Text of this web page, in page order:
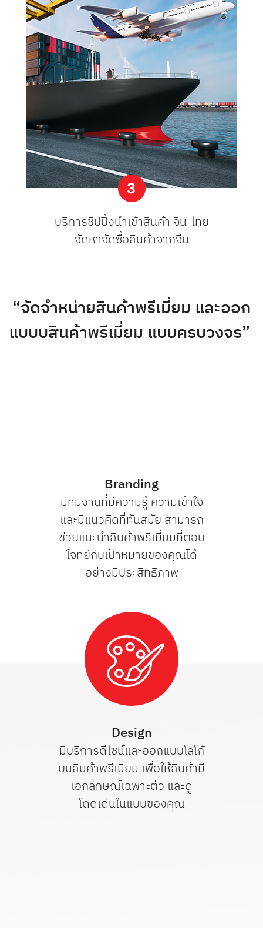
บริการชิปปิ้งนำเข้าสินค้า จีน-ไทย
จัดหาจัดซื้อสินค้าจากจีน
“จัดจำหน่ายสินค้าพรีเมี่ยม และออก
แบบบสินค้าพรีเมี่ยม แบบครบวงจร”
Branding
มีทีมงานที่มีความรู้ ความเข้าใจ
และมีแนวคิดที่ทันสมัย สามารถ
ช่วยแนะนำสินค้าพรีเมี่ยมที่ตอบ
โจทย์กับเป้าหมายของคุณได้
อย่างมีประสิทธิภาพ
Design
มีบริการดีไซน์และออกแบบโลโก้
บนสินค้าพรีเมี่ยม เพื่อให้สินค้ามี
เอกลักษณ์เฉพาะตัว และดู
โดดเด่นในแบบของคุณ